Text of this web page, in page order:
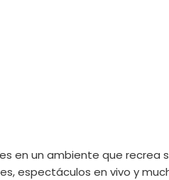
en un ambiente que recrea
espectáculos en vivo y